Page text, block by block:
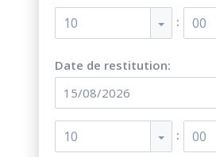
10 : 00
Date de restitution:
10 : 00